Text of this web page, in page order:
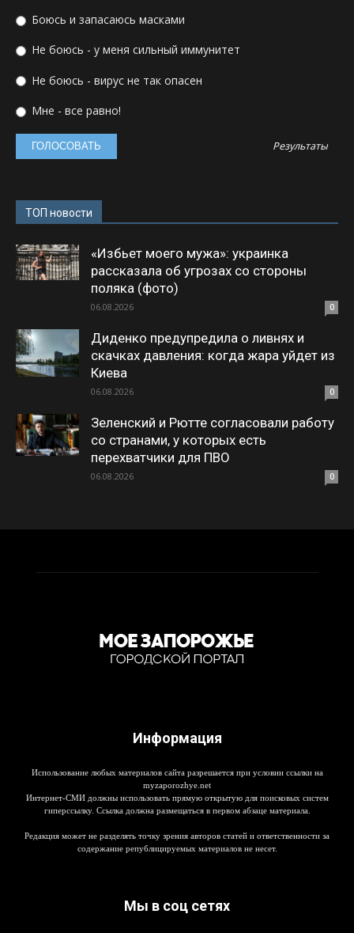
Боюсь и запасаюсь масками
Не боюсь - у меня сильный иммунитет
Не боюсь - вирус не так опасен
Мне - все равно!
Результаты
ТОП новости
«Избьет моего мужа»: украинка
рассказала об угрозах со стороны
поляка (фото)
06.08.2026 0
Диденко предупредила о ливнях и
скачках давления: когда жара уйдет из
Киева
06.08.2026 0
Зеленский и Рютте согласовали работу
со странами, у которых есть
перехватчики для ПВО
06.08.2026 0
Информация
Использование любых материалов сайта разрешается при условии ссылки на
myzaporozhye.net
Интернет-СМИ должны использовать прямую открытую для поисковых систем
гиперссылку. Ссылка должна размещаться в первом абзаце материала.
Редакция может не разделять точку зрения авторов статей и ответственности за
содержание републицируемых материалов не несет.
Мы в соц сетях